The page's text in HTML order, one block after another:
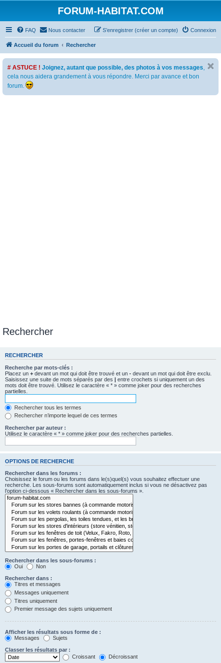
FORUM-HABITAT.COM
FAQ Nous contacter Connexion
S’enregistrer (créer un compte)
Accueil du forum Rechercher
# ASTUCE ! Joignez, autant que possible, des photos à vos messages,
cela nous aidera grandement à vous répondre. Merci par avance et bon
forum.
Rechercher
RECHERCHER
Recherche par mots-clés :
Placez un + devant un mot qui doit être trouvé et un - devant un mot qui doit être exclu.
Saisissez une suite de mots séparés par des | entre crochets si uniquement un des
mots doit être trouvé. Utilisez le caractère « * » comme joker pour des recherches
partielles.
Rechercher tous les termes
Rechercher n’importe lequel de ces termes
Rechercher par auteur :
Utilisez le caractère « * » comme joker pour des recherches partielles.
OPTIONS DE RECHERCHE
Rechercher dans les forums :
Choisissez le forum ou les forums dans le(s)quel(s) vous souhaitez effectuer une
recherche. Les sous-forums sont automatiquement inclus si vous ne désactivez pas
l’option ci-dessous « Rechercher dans les sous-forums ».
Rechercher dans les sous-forums :
Oui
Non
Rechercher dans :
Titres et messages
Messages uniquement
Titres uniquement
Premier message des sujets uniquement
Afficher les résultats sous forme de :
Messages
Sujets
Classer les résultats par :
Croissant
Décroissant